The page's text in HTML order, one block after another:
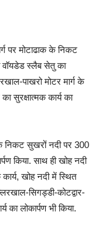
पर मोटाढाक के निकट
वॉयडेड स्लैब सेतु का
पाखरो मोटर मार्ग के
सुरक्षात्मक कार्य का
के निकट सुखरों नदी पर 300
किया. साथ ही खोह नदी
खोह नदी में स्थित
सिगड्डी-कोटद्वार-
का लोकार्पण भी किया.